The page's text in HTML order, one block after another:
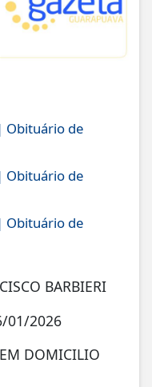
Obituário de
Obituário de
Obituário de
BARBIERI
01/2026
DOMICILIO